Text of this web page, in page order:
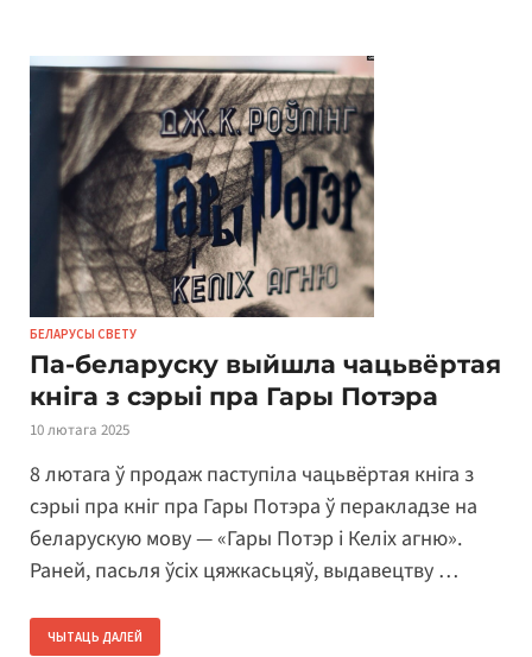
БЕЛАРУСЫ СВЕТУ
Па-беларуску выйшла чацьвёртая
кніга з сэрыі пра Гары Потэра
10 лютага 2025
8 лютага ў продаж паступіла чацьвёртая кніга з
сэрыі пра кніг пра Гары Потэра ў перакладзе на
беларускую мову — «Гары Потэр і Келіх агню».
Раней, пасьля ўсіх цяжкасьцяў, выдавецтву …
ЧЫТАЦЬ ДАЛЕЙ